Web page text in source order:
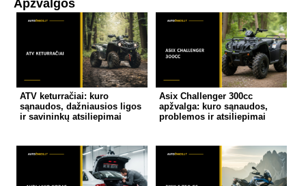
Apžvalgos
ATV keturračiai: kuro
sąnaudos, dažniausios ligos
ir savininkų atsiliepimai
Asix Challenger 300cc
apžvalga: kuro sąnaudos,
problemos ir atsiliepimai